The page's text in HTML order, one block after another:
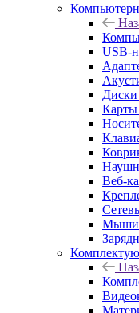
USB-
Веб-
Мыши